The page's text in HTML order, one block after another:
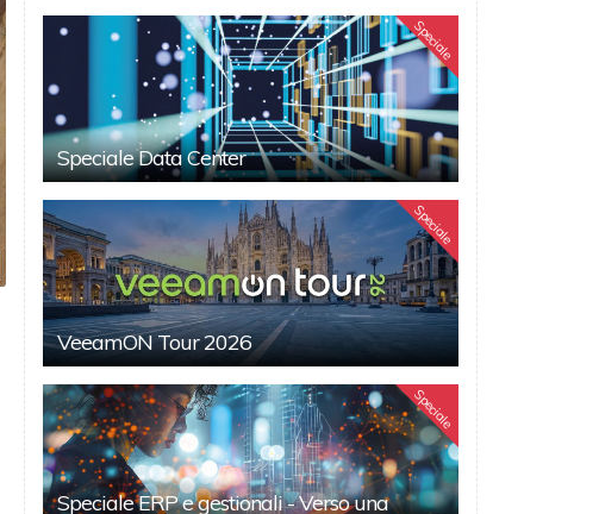
Speciale
Speciale Data Center
Speciale
VeeamON Tour 2026
Speciale
Speciale ERP e gestionali - Verso una